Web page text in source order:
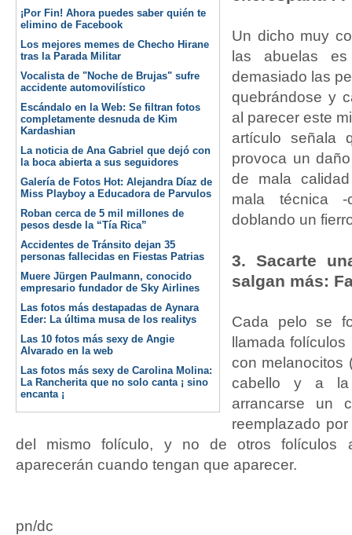
¡Por Fin! Ahora puedes saber quién te
elimino de Facebook
Los mejores memes de Checho Hirane
tras la Parada Militar
Vocalista de "Noche de Brujas" sufre
accidente automovilístico
Escándalo en la Web: Se filtran fotos
completamente desnuda de Kim
Kardashian
La noticia de Ana Gabriel que dejó con
la boca abierta a sus seguidores
Galería de Fotos Hot: Alejandra Díaz de
Miss Playboy a Educadora de Parvulos
Roban cerca de 5 mil millones de
pesos desde la “Tía Rica”
Accidentes de Tránsito dejan 35
personas fallecidas en Fiestas Patrias
Muere Jürgen Paulmann, conocido
empresario fundador de Sky Airlines
Las fotos más destapadas de Aynara
Eder: La última musa de los realitys
Las 10 fotos más sexy de Angie
Alvarado en la web
Las fotos más sexy de Carolina Molina:
La Rancherita que no solo canta ¡ sino
encanta ¡
Un dicho muy
las abuelas
demasiado las
quebrándose y
al parecer este
artículo señala
provoca un
de mala
mala técnica
doblando un
3. Sacarte
salgan más:
Cada pelo se
llamada
con melanocitos
cabello y a
arrancarse un
reemplazado
del mismo folículo, y no de otros folículos
aparecerán cuando tengan que aparecer.
pn/dc